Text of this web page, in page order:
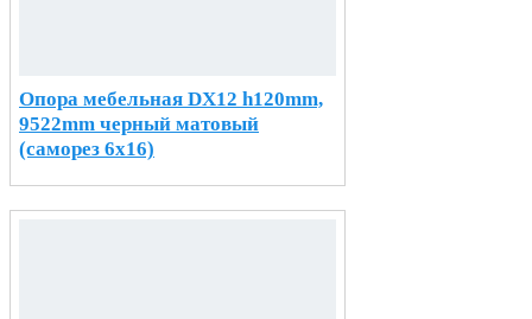
Опора мебельная DX12 h120mm,
9522mm черный матовый
(саморез 6х16)